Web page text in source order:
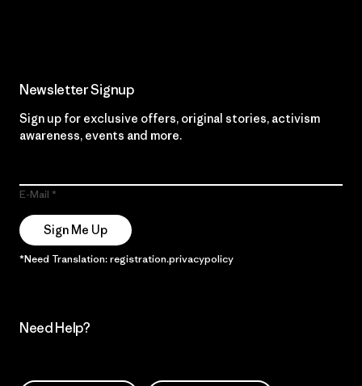
Newsletter Signup
Sign up for exclusive offers, original stories, activism
awareness, events and more.
E-Mail
Sign Me Up
*Need Translation: registration.privacypolicy
Need Help?